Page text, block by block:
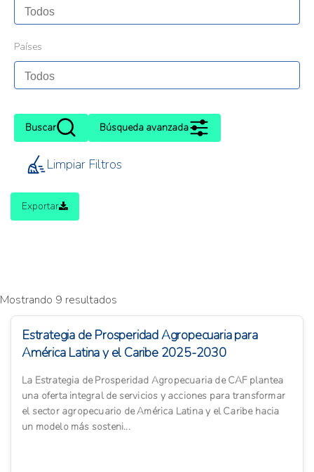
Países
Buscar Búsqueda avanzada
Limpiar Filtros
Exportar
Mostrando 9 resultados
Estrategia de Prosperidad Agropecuaria para
América Latina y el Caribe 2025-2030
La Estrategia de Prosperidad Agropecuaria de CAF plantea
una oferta integral de servicios y acciones para transformar
el sector agropecuario de América Latina y el Caribe hacia
un modelo más sosteni...